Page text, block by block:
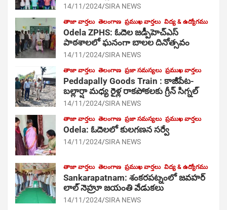
14/11/2024 SIRA NEWS
తాజా వార్తలు తెలంగాణ ప్రముఖ వార్తలు విద్య & ఉద్యోగము
Odela ZPHS: ఓదెల జ‌డ్పీహెచ్ఎస్
పాఠ‌శాల‌లో ఘనంగా బాలల దినోత్సవం
14/11/2024 SIRA NEWS
తాజా వార్తలు తెలంగాణ ప్రజా సమస్యలు ప్రముఖ వార్తలు
Peddapally Goods Train : కాజీపేట-
బల్లార్షా మధ్య రైళ్ల రాకపోకలకు గ్రీన్ సిగ్నల్
14/11/2024 SIRA NEWS
తాజా వార్తలు తెలంగాణ ప్రజా సమస్యలు ప్రముఖ వార్తలు
Odela: ఓదెలలో కులగణన సర్వే
14/11/2024 SIRA NEWS
తాజా వార్తలు తెలంగాణ ప్రముఖ వార్తలు విద్య & ఉద్యోగము
Sankarapatnam: శంకరపట్నంలో జవహర్
లాల్ నెహ్రూ జయంతి వేడుకలు
14/11/2024 SIRA NEWS